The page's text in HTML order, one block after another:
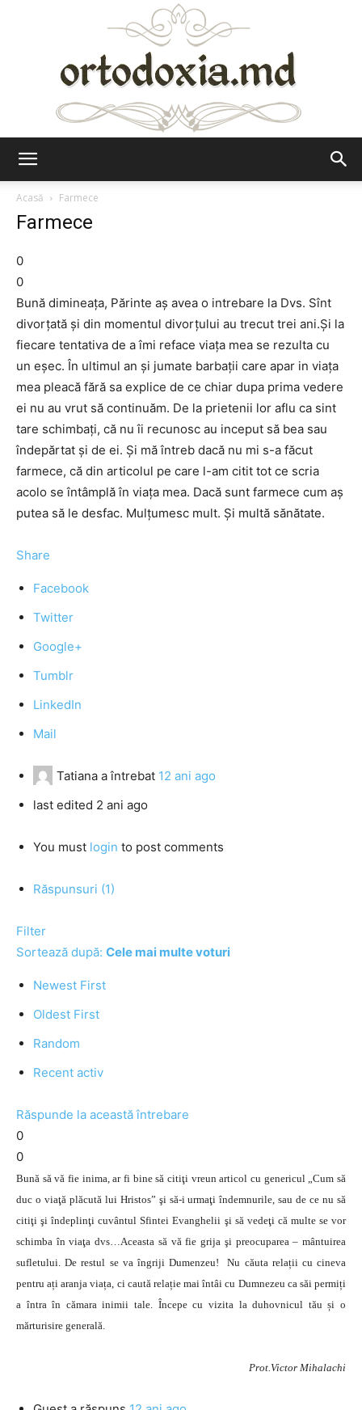
Acasă
Farmece
Farmece
0
0
Bună dimineața, Părinte aş avea o intrebare la Dvs. Sînt
divorţată şi din momentul divorţului au trecut trei ani.Şi la
fiecare tentativa de a îmi reface viața mea se rezulta cu
un eșec. În ultimul an şi jumate barbaţii care apar in viața
mea pleacă fără sa explice de ce chiar dupa prima vedere
ei nu au vrut să continuăm. De la prietenii lor aflu ca sint
tare schimbați, că nu îi recunosc au inceput să bea sau
îndepărtat şi de ei. Şi mă întreb dacă nu mi s-a făcut
farmece, că din articolul pe care l-am citit tot ce scria
acolo se întâmplă în viața mea. Dacă sunt farmece cum aş
putea să le desfac. Mulțumesc mult. Și multă sănătate.
Share
Facebook
Twitter
Google+
Tumblr
LinkedIn
Mail
Tatiana a întrebat 12 ani ago
last edited 2 ani ago
You must login to post comments
Răspunsuri (1)
Filter
Sortează după: Cele mai multe voturi
Newest First
Oldest First
Random
Recent activ
Răspunde la această întrebare
0
0
Bună să vă fie inima, ar fi bine să citiţi vreun articol cu genericul „Cum să
duc o viaţă plăcută lui Hristos” şi să-i urmaţi îndemnurile, sau de ce nu să
citiţi şi îndeplinţi cuvântul Sfintei Evanghelii şi să vedeţi că multe se vor
schimba în viaţa dvs…Aceasta să vă fie grija şi preocuparea – mântuirea
sufletului. De restul se va îngriji Dumenzeu! Nu căuta relații cu cineva
pentru ați aranja viața, ci caută relație mai întâi cu Dumnezeu ca săi permiți
a întra în cămara inimii tale. Începe cu vizita la duhovnicul tău și o
mărturisire generală.
Prot.Victor Mihalachi